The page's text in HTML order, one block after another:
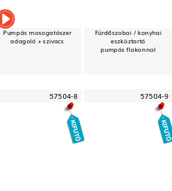
Pumpás mosogatószer
adagoló + szivacs
Fürdőszobai / konyhai
eszköztartó
pumpás flakonnal
57504-8 57504-9